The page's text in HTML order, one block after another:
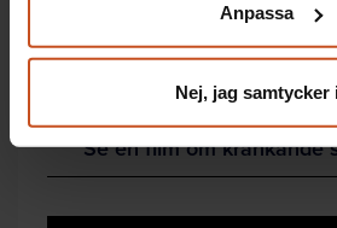
integritet@suntarbetsliv.se.Anpassa
Nej, jag samtycker
Ge HR kan en tydlig roll
Lyssna till alla parter
Se en film om kränkande